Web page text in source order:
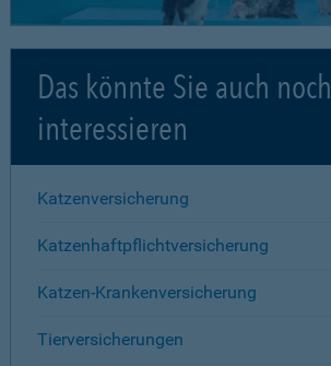
Das könnte Sie auch noch
interessieren
Katzenversicherung
Katzenhaftpflichtversicherung
Katzen-Krankenversicherung
Tierversicherungen